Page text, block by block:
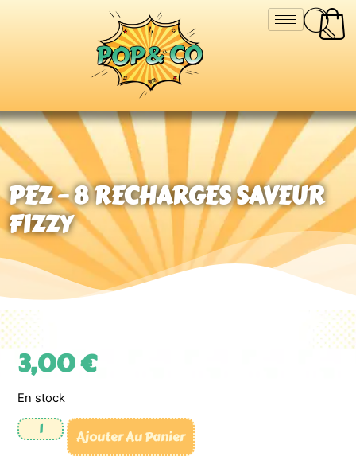
PEZ – 8 RECHARGES SAVEUR
FIZZY
3,00€
En stock
Ajouter Au Panier